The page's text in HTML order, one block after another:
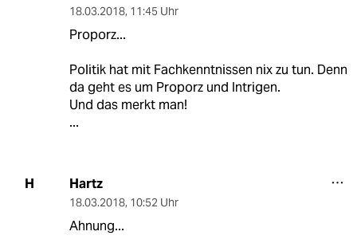
18.03.2018, 11:45 Uhr
Proporz...
Politik hat mit Fachkenntnissen nix zu tun. Denn
da geht es um Proporz und Intrigen.
Und das merkt man!
...
H Hartz
18.03.2018, 10:52 Uhr
Ahnung...